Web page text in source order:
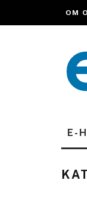
OM
E-